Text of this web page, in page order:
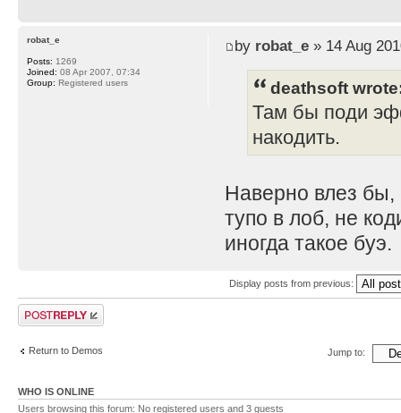
by robat_e» 14 Aug
deathsoft
Там бы поди
накодить.
Наверно влез бы,
тупо в лоб, не
иногда такое буэ.
robat_e
Posts: 1269
Joined: 08 Apr 2007, 07:34
Group: Registered users
Display posts from previous:
Post a reply
Return to Demos Jump to:
WHO IS ONLINE
Users browsing this forum: No registered users and 3 guests